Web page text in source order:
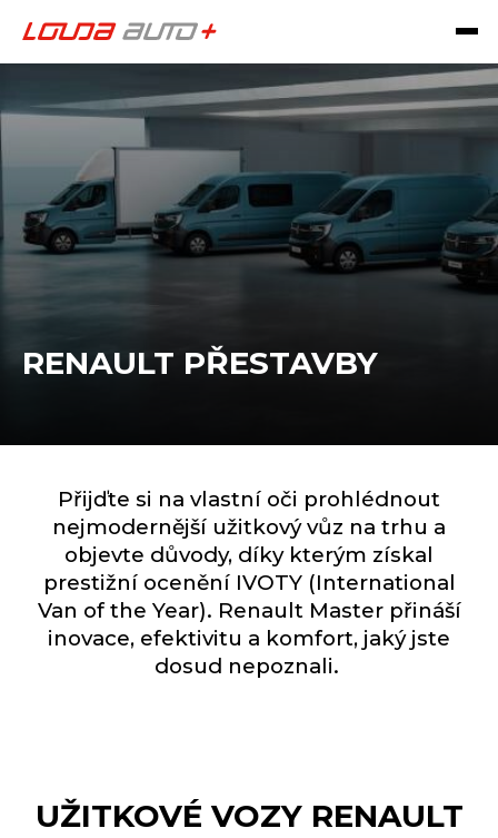
RENAULT PŘESTAVBY
Přijďte si na vlastní oči prohlédnout
nejmodernější užitkový vůz na trhu a
objevte důvody, díky kterým získal
prestižní ocenění IVOTY (International
Van of the Year). Renault Master přináší
inovace, efektivitu a komfort, jaký jste
dosud nepoznali.
UŽITKOVÉ VOZY RENAULT